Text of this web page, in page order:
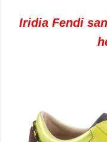
Iridia Fendi